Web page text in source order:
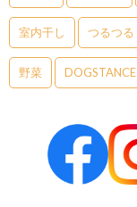
室内干し つるつる
野菜 DOGSTANCE